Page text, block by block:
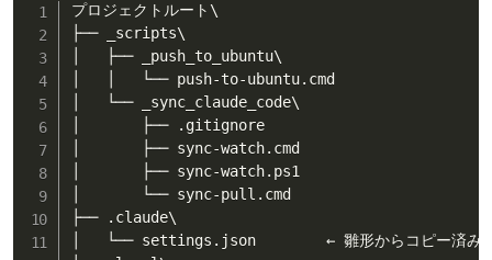
プロジェクトルート\
├── _scripts\
│   ├── _push_to_ubuntu\
│   │   └── push-to-ubuntu.cmd
│   └── _sync_claude_code\
│       ├── .gitignore
│       ├── sync-watch.cmd
│       ├── sync-watch.ps1
│       └── sync-pull.cmd
├── .claude\
│   └── settings.json        ← 雛形からコピー済み